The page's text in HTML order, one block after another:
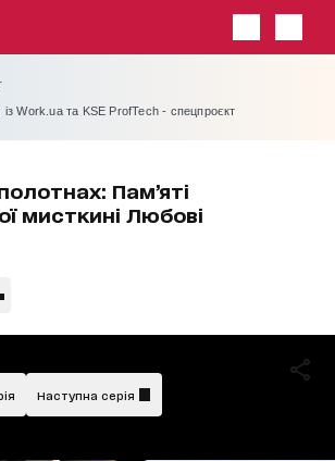
Work.ua та KSE ProfTech - спецпроєкт
Пам’яті
мисткині Любові
Наступна серія